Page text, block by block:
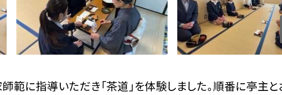
範に指導いただき「茶道」を体験しました。順番に亭主